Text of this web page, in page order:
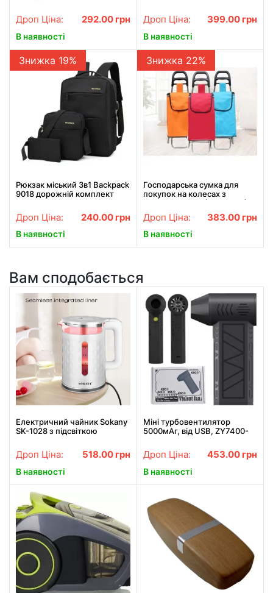
Дроп Ціна: 292.00 грн
В наявності
Дроп Ціна: 399.00 грн
В наявності
Знижка 19%
Рюкзак міський 3в1 Backpack
9018 дорожній комплект
Дроп Ціна: 240.00 грн
В наявності
Знижка 22%
Господарська сумка для
покупок на колесах з
ручкою SKK-01 (46*27*18)
Дроп Ціна: 383.00 грн
В наявності
Вам сподобається
Електричний чайник Sokany
SK-1028 з підсвіткою
Дроп Ціна: 518.00 грн
В наявності
Міні турбовентилятор
5000мАг, від USB, ZY7400-
повітродувка / Портативний
турбофен
Дроп Ціна: 453.00 грн
В наявності